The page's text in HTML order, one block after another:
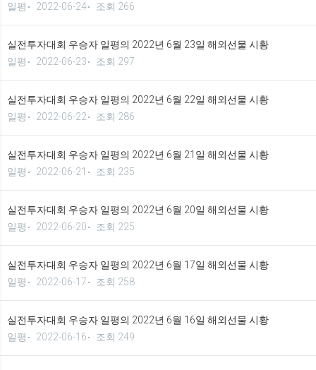
일평
2022-06-24 조회 266
실전투자대회 우승자 일평의 2022년 6월 23일 해외선물 시황
일평
2022-06-23 조회 297
실전투자대회 우승자 일평의 2022년 6월 22일 해외선물 시황
일평
2022-06-22 조회 286
실전투자대회 우승자 일평의 2022년 6월 21일 해외선물 시황
일평
2022-06-21 조회 235
실전투자대회 우승자 일평의 2022년 6월 20일 해외선물 시황
일평
2022-06-20 조회 225
실전투자대회 우승자 일평의 2022년 6월 17일 해외선물 시황
일평
2022-06-17 조회 258
실전투자대회 우승자 일평의 2022년 6월 16일 해외선물 시황
일평
2022-06-16 조회 249